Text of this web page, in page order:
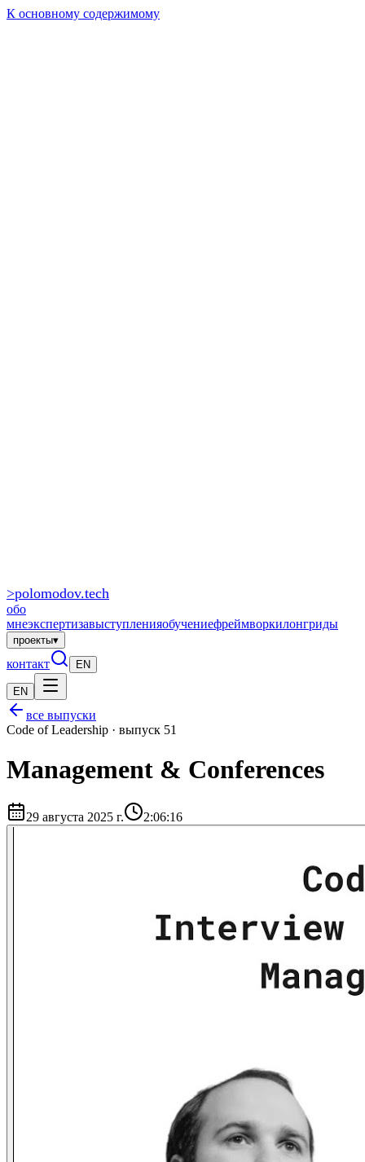
К основному содержимому
>polomodov.tech
обо
мнеэкспертизавыступленияобучениефреймворкилонгриды
проекты▾
контакт EN
EN
все выпуски
Code of Leadership · выпуск 51
Management & Conferences
29 августа 2025 г. 2:06:16